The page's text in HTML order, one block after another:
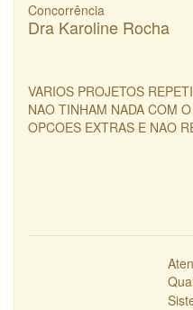
Concorrência
Dra Karoline Rocha
VARIOS PROJETOS
NAO TINHAM NADA COM
OPCOES EXTRAS E NAO